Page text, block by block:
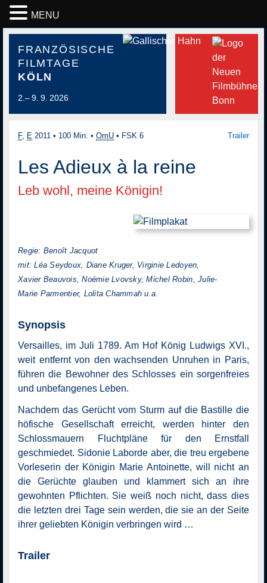
FRANZÖSISCHE
FILMTAGE
KÖLN
2.– 9. 9. 2026
F, E 2011 • 100 Min. • OmU • FSK 6 Trailer
Les Adieux à la reine
Leb wohl, meine Königin!
Regie: Benoît Jacquot
mit: Léa Seydoux, Diane Kruger, Virginie Ledoyen,
Xavier Beauvois, Noémie Lvovsky, Michel Robin, Julie-
Marie Parmentier, Lolita Chammah u.a.
Synopsis
Versailles, im Juli 1789. Am Hof König Ludwigs XVI.,
weit entfernt von den wachsenden Unruhen in Paris,
führen die Bewohner des Schlosses ein sorgenfreies
und unbefangenes Leben.
Nachdem das Gerücht vom Sturm auf die Bastille die
höfische Gesellschaft erreicht, werden hinter den
Schlossmauern Fluchtpläne für den Ernstfall
geschmiedet. Sidonie Laborde aber, die treu ergebene
Vorleserin der Königin Marie Antoinette, will nicht an
die Gerüchte glauben und klammert sich an ihre
gewohnten Pflichten. Sie weiß noch nicht, dass dies
die letzten drei Tage sein werden, die sie an der Seite
ihrer geliebten Königin verbringen wird …
Trailer
MENU